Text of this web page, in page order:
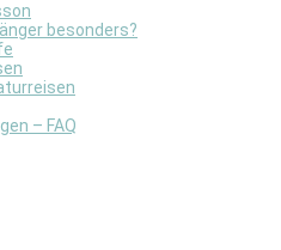
besonders?
– FAQ